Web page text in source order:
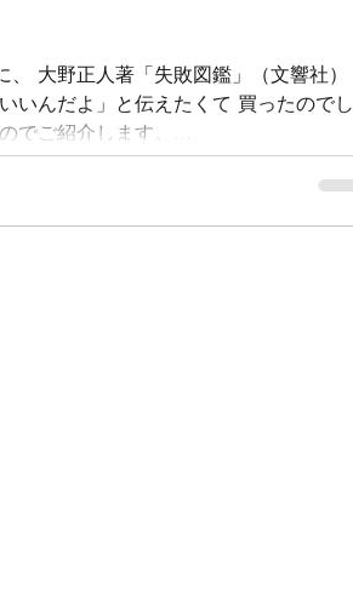
大野正人著「失敗図鑑」（文響社）
いんだよ」と伝えたくて 買ったのでし
でご紹介します。...